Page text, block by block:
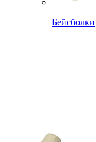
Бейсболки